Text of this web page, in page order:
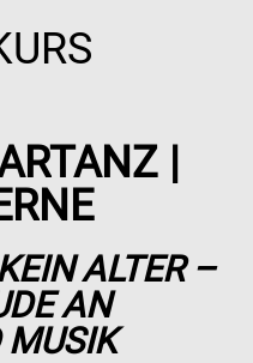
|
ALTER –
AN
MUSIK